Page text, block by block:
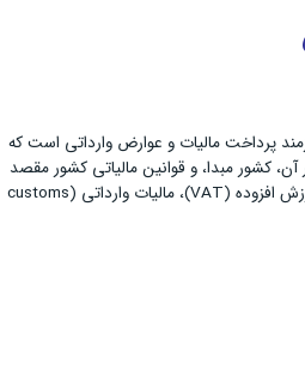
پرداخت مالیات و عوارض وارداتی است که
کشور مبدا، و قوانین مالیاتی کشور مقصد
متفاوت باشد. این شامل مالیات بر ارزش افزوده (VAT)، مالیات وارداتی (customs